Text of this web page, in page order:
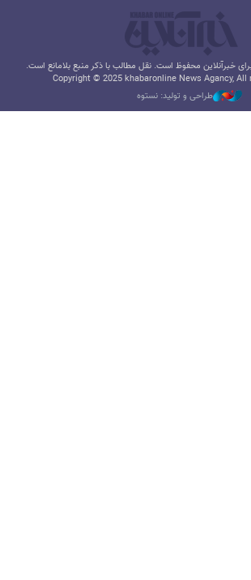
خبرآنلاین محفوظ است. نقل مطالب با ذکر منبع بلامانع است.
Copyright © 2025 khabaronline News Agancy,
طراحی و تولید: نستوه